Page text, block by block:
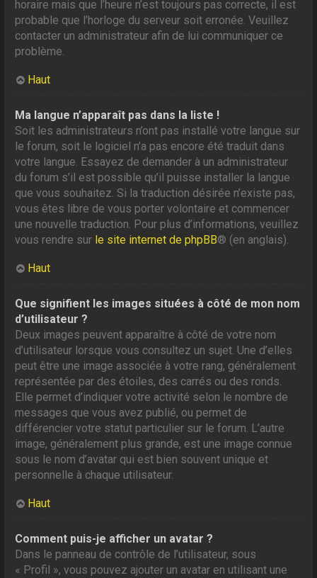
horaire mais que l’heure n’est toujours pas correcte, il est
probable que l’horloge du serveur soit erronée. Veuillez
contacter un administrateur afin de lui communiquer ce
problème.
Haut
Ma langue n’apparaît pas dans la liste !
Soit les administrateurs n’ont pas installé votre langue sur
le forum, soit le logiciel n’a pas encore été traduit dans
votre langue. Essayez de demander à un administrateur
du forum s’il est possible qu’il puisse installer la langue
que vous souhaitez. Si la traduction désirée n’existe pas,
vous êtes libre de vous porter volontaire et commencer
une nouvelle traduction. Pour plus d’informations, veuillez
vous rendre sur le site internet de phpBB® (en anglais).
Haut
Que signifient les images situées à côté de mon nom
d’utilisateur ?
Deux images peuvent apparaître à côté de votre nom
d’utilisateur lorsque vous consultez un sujet. Une d’elles
peut être une image associée à votre rang, généralement
représentée par des étoiles, des carrés ou des ronds.
Elle permet d’indiquer votre activité selon le nombre de
messages que vous avez publié, ou permet de
différencier votre statut particulier sur le forum. L’autre
image, généralement plus grande, est une image connue
sous le nom d’avatar qui est bien souvent unique et
personnelle à chaque utilisateur.
Haut
Comment puis-je afficher un avatar ?
Dans le panneau de contrôle de l’utilisateur, sous
« Profil », vous pouvez ajouter un avatar en utilisant une